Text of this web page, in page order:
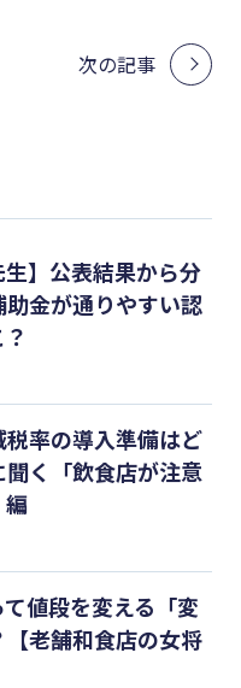
次の記事
生】公表結果から分
金が通りやすい認
税率の導入準備はど
く「飲食店が注意
編
値段を変える「変
老舗和食店の女将